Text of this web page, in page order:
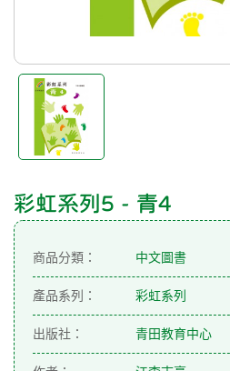
彩虹系列5 - 青4
商品分類： 中文圖書
產品系列： 彩虹系列
出版社： 青田教育中心